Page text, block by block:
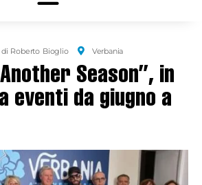
di Roberto Bioglio Verbania
Season”, in
eventi da giugno a